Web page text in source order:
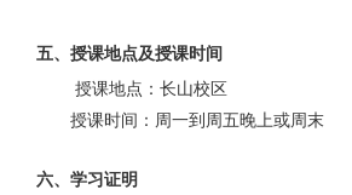
五、授课地点及授课时间
授课地点：长山校区
授课时间：周一到周五晚上或周末
六、学习证明